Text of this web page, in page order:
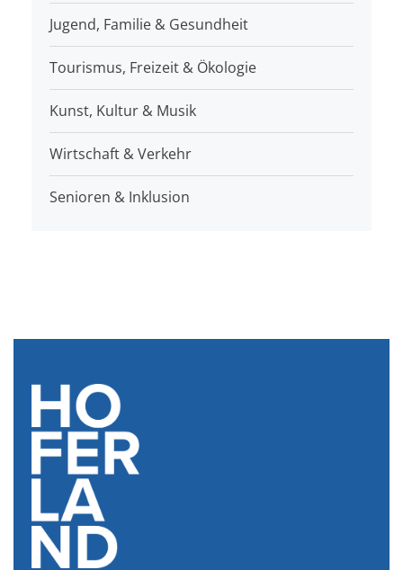
Jugend, Familie & Gesundheit
Tourismus, Freizeit & Ökologie
Kunst, Kultur & Musik
Wirtschaft & Verkehr
Senioren & Inklusion